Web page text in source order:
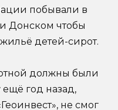
побывали в
Донском чтобы
детей-сирот.
должны были
год назад,
не смог